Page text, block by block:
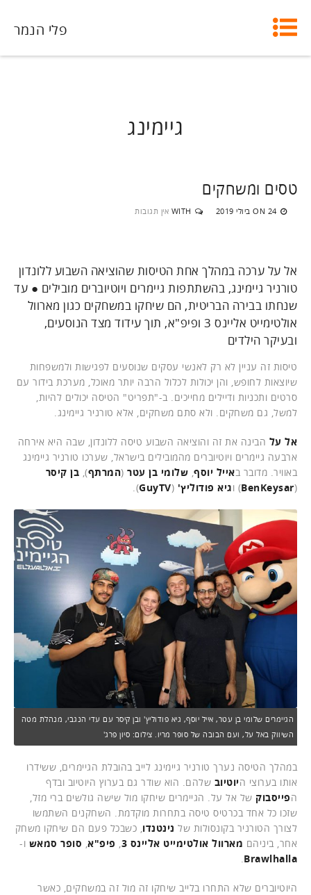
פלי הנמר
גיימינג
טסים ומשחקים
ON 24 ביולי 2019 WITH אין תגובות
אל על ערכה במהלך אחת הטיסות שהוציאה השבוע ללונדון
טורניר גיימינג, בהשתתפות גיימרים ויוטיוברים מובילים ● עד
שנחתו בבירה הבריטית, הם שיחקו במשחקים כגון מארוול
אולטימייט אליינס 3 ופיפ"א, תוך עידוד מצד הנוסעים,
ובעיקר הילדים
טיסות זה עניין לא רק לאנשי עסקים שנוסעים לפגישות ולמשפחות
שיוצאות לחופש, והן יכולות לכלול הרבה יותר מאוכל, מערכת בידור עם
סרטים ותכניות ודיילים מחייכים. ב-"תפריט" הטיסה יכולים להיות,
למשל, גם משחקים. ולא סתם משחקים, אלא טורניר גיימינג.
אל על הבינה את זה והוציאה השבוע טיסה ללונדון, שבה היא אירחה
ארבעה גיימרים ויוטיוברים מהמובילים בישראל, שערכו טורניר גיימינג
באוויר. מדובר באייל יוסף, שלומי בן עטר (המרתף), בן קיסר
(
BenKeysar) וגיא פודוליץ' (
GuyTV
).
הגיימרים שלומי בן עטר, אייל יוסף, גיא פודוליץ' ובן קיסר עם עדי הנגבי, מנהלת מטה
השיווק באל על, ועם הבובה של סופר מריו. צילום: סיון פרג'
במהלך הטיסה נערך טורניר גיימינג לייב בהובלת הגיימרים, ששידרו
אותו בערוצי היוטיוב שלהם. הוא שודר גם בערוץ היוטיוב ובדף
הפייסבוק של אל על. הגיימרים שיחקו מול שישה גולשים ברי מזל,
שזכו כל אחד בכרטיס טיסה בתחרות מוקדמת. השחקנים השתמשו
לצורך הטורניר בקונסולות של נינטנדו , כשבכל פעם הם שיחקו משחק
אחר, ביניהם מארוול אולטימייט אליינס 3 פיפ"א סופר סמאש ו-
Brawlhalla
היוטיוברים שלא התחרו בלייב שיחקו זה מול זה במשחקים, כאשר